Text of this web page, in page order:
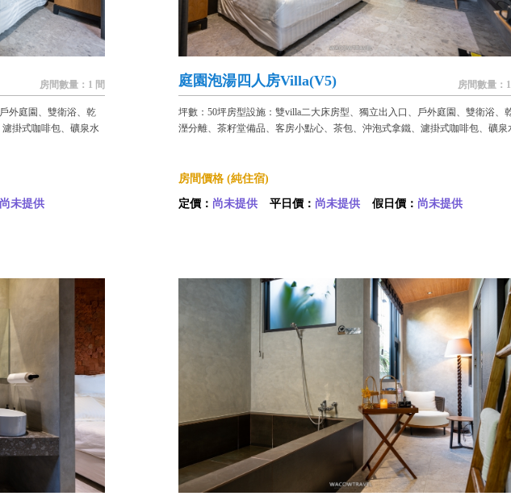
房間數量：1 間
外庭園、雙衛浴、乾
掛式咖啡包、礦泉水
尚未提供
庭園泡湯四人房Villa(V5) 房間數量：
坪數：50坪房型設施：雙villa二大床房型、獨立出入口、戶外庭園、雙衛浴、
溼分離、茶籽堂備品、客房小點心、茶包、沖泡式拿鐵、濾掛式咖啡包、礦泉
房間價格 (純住宿)
定價： 尚未提供 平日價： 尚未提供 假日價： 尚未提供